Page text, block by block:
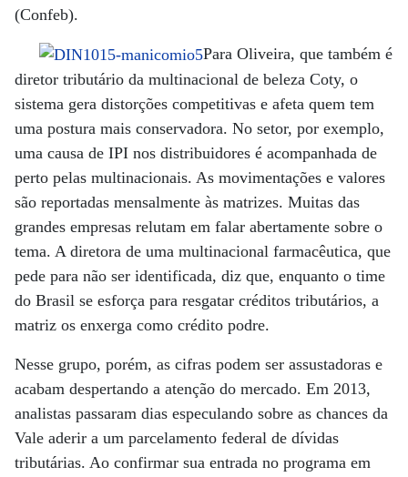
(Confeb).
Para Oliveira, que também é
diretor tributário da multinacional de beleza Coty, o
sistema gera distorções competitivas e afeta quem tem
uma postura mais conservadora. No setor, por exemplo,
uma causa de IPI nos distribuidores é acompanhada de
perto pelas multinacionais. As movimentações e valores
são reportadas mensalmente às matrizes. Muitas das
grandes empresas relutam em falar abertamente sobre o
tema. A diretora de uma multinacional farmacêutica, que
pede para não ser identificada, diz que, enquanto o time
do Brasil se esforça para resgatar créditos tributários, a
matriz os enxerga como crédito podre.
Nesse grupo, porém, as cifras podem ser assustadoras e
acabam despertando a atenção do mercado. Em 2013,
analistas passaram dias especulando sobre as chances da
Vale aderir a um parcelamento federal de dívidas
tributárias. Ao confirmar sua entrada no programa em